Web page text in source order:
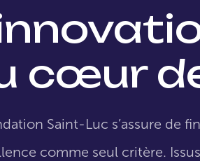
cœur
Saint-Luc s’assure de
comme seul critère.